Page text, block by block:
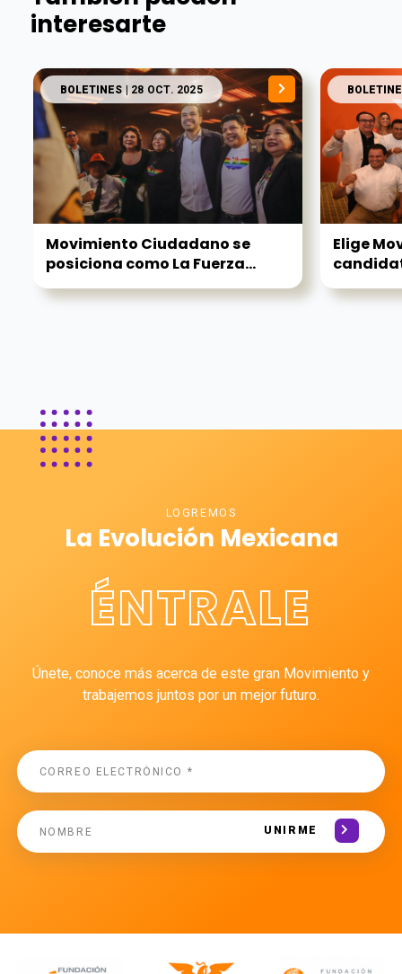
interesarte
BOLETINES | 28 OCT. 2025
Movimiento Ciudadano se
posiciona como La Fuerza...
Elige
LOGREMOS
La Evolución Mexicana
ÉNTRALE
Únete, conoce más acerca de este gran Movimiento y
trabajemos juntos por un mejor futuro.
UNIRME